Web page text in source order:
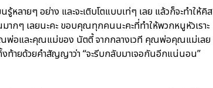
หลายๆ อย่าง และจะเติบโตแบบเท่ๆ เลย แล้วก็จะทำให้คิส
กๆ เลยนะคะ ขอบคุณทุกคนนะคะที่ทำให้พวกหนูหัวเราะ
ณพ่อและคุณแม่ของ นัตตี้ จากกลางเวที คุณพ่อคุณแม่เลย
ท้ายด้วยคำสัญญาว่า “จะรีบกลับมาเจอกันอีกแน่นอน”